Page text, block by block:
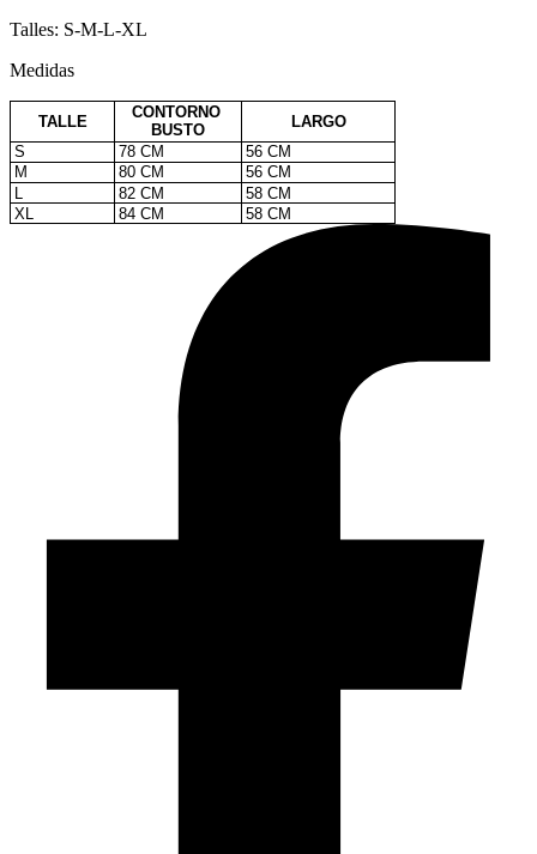
Talles: S-M-L-XL
Medidas
TALLE
CONTORNO
BUSTO
LARGO
S
78 CM
56 CM
M
80 CM
56 CM
82 CM
58 CM
XL
84 CM 58 CM